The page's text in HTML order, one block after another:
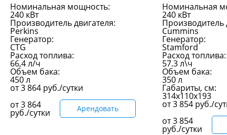
Номинальная мощность:
240 кВт
Производитель двигателя:
Perkins
Генератор:
CTG
Расход топлива:
66,4 л/ч
Объем бака:
450 л
от3 864 руб./сутки
от3 864
руб./сутки Арендовать
Номинальная
240 кВт
Производитель
Cummins
Генератор:
Stamford
Расход топлива:
57.3 л\ч
Объем бака:
350 л
Габариты, см:
314x110x193
от3 854 руб./
от3 854
руб./сутки